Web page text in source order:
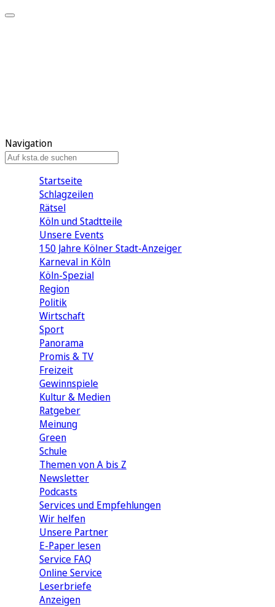
Navigation
Startseite
Schlagzeilen
Rätsel
Köln und Stadtteile
Unsere Events
150 Jahre Kölner Stadt-Anzeiger
Karneval in Köln
Köln-Spezial
Region
Politik
Wirtschaft
Sport
Panorama
Promis & TV
Freizeit
Gewinnspiele
Kultur & Medien
Ratgeber
Meinung
Green
Schule
Themen von A bis Z
Newsletter
Podcasts
Services und Empfehlungen
Wir helfen
Unsere Partner
E-Paper lesen
Service FAQ
Online Service
Leserbriefe
Anzeigen